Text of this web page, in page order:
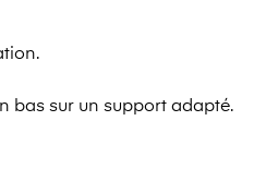
bas sur un support adapté.